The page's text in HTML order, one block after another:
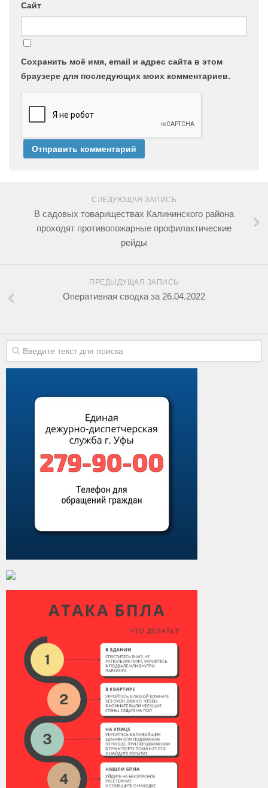
Сайт
Сохранить моё имя, email и адрес сайта в этом
браузере для последующих моих комментариев.
СЛЕДУЮЩАЯ ЗАПИСЬ
В садовых товариществах Калининского района
проходят противопожарные профилактические
рейды
ПРЕДЫДУЩАЯ ЗАПИСЬ
Оперативная сводка за 26.04.2022